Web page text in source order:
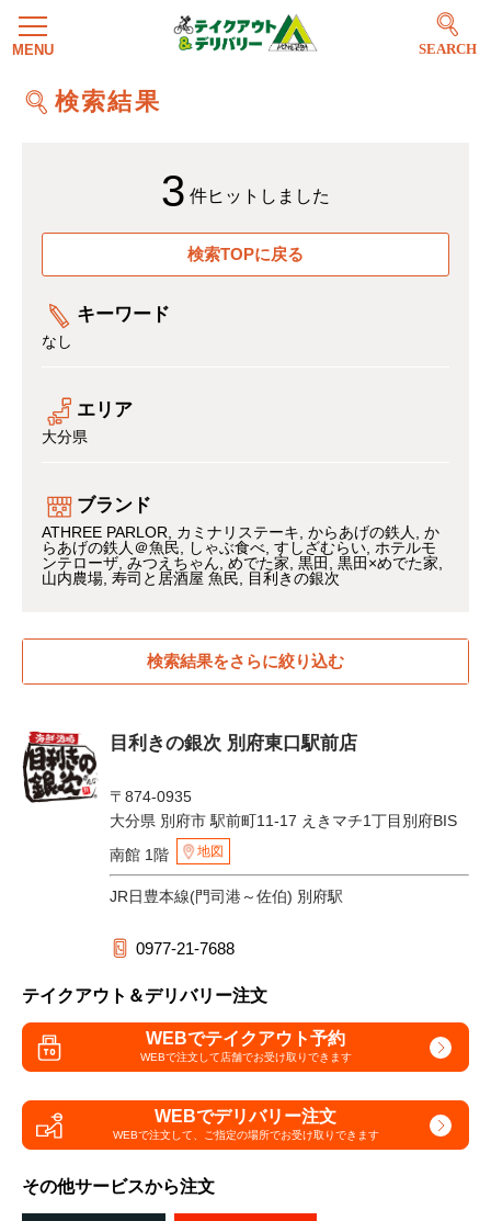
SEARCH
検索結果
3 件ヒットしました
検索TOPに戻る
キーワード
なし
エリア
大分県
ブランド
ATHREE PARLOR カミナリステーキ からあげの鉄人
か
らあげの鉄人＠魚民
しゃぶ食べ すしざむらい ホテルモ
ンテローザ みつえちゃん めでた家 黒田
黒田×めでた家
山内農場 寿司と居酒屋 魚民 目利きの銀次
検索結果をさらに絞り込む
目利きの銀次 別府東口駅前店
〒874-0935
大分県 別府市 駅前町11-17 えきマチ1丁目別府BIS
南館 1階
地図
JR日豊本線(門司港～佐伯) 別府駅
0977-21-7688
テイクアウト＆デリバリー注文
WEBでテイクアウト予約
WEBで注文して店舗でお受け取りできます
WEBでデリバリー注文
WEBで注文して、 ご指定の場所でお受け取りできます
その他サービスから注文